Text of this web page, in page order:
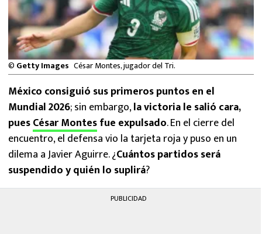
LIGA MX
NFL
© Getty Images César Montes, jugador del Tri.
México consiguió sus primeros puntos en el
Mundial 2026; sin embargo,la victoria le salió cara,
puesCésar Montesfue expulsado. En el cierre del
encuentro, el defensa vio la tarjeta roja y puso en un
dilema a Javier Aguirre. ¿Cuántos partidos será
suspendido y quién lo suplirá?
PUBLICIDAD